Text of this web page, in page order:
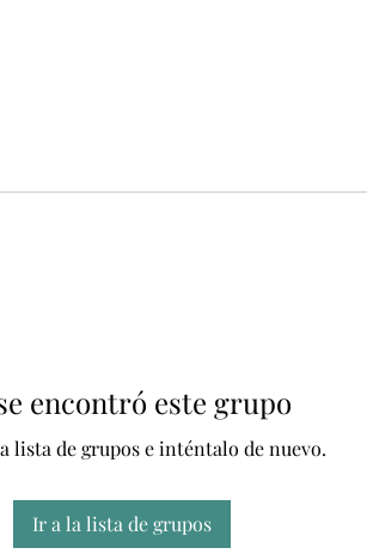
encontró este grupo
lista de grupos e inténtalo de nuevo.
Ir a la lista de grupos